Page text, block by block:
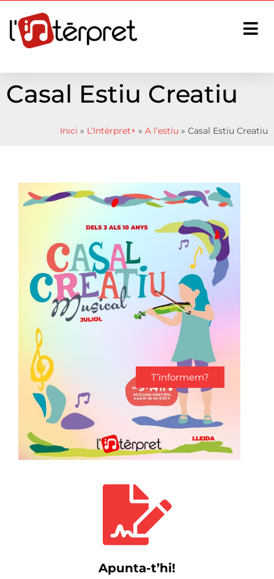
T’informem?
Casal Estiu Creatiu
Inici » L’Intèrpret+ » A l’estiu » Casal Estiu Creatiu
Apunta-t’hi!